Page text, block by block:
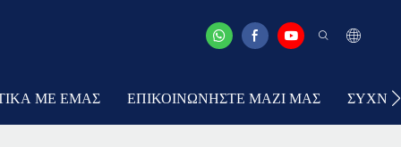
ΜΕ ΕΜΆΣ ΕΠΙΚΟΙΝΩΝΉΣΤΕ ΜΑΖΊ ΜΑΣ